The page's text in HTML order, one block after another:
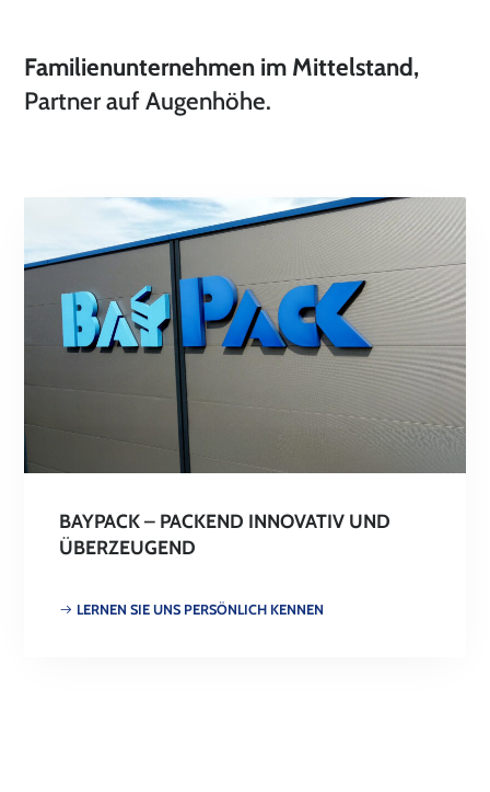
Familienunternehmen im Mittelstand,
Partner auf Augenhöhe.
BAYPACK – PACKEND INNOVATIV UND
ÜBERZEUGEND
LERNEN SIE UNS PERSÖNLICH KENNEN